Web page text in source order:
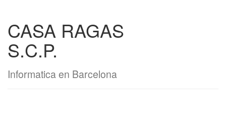
CASA RAGAS
S.C.P.
Informatica en Barcelona